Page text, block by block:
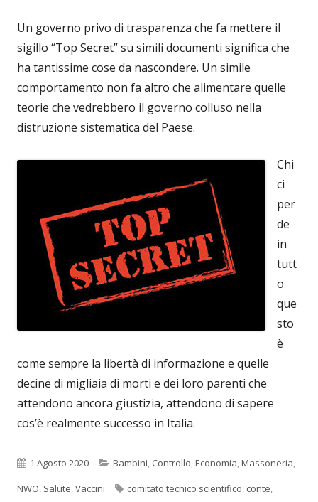
Un governo privo di trasparenza che fa mettere il
sigillo “Top Secret” su simili documenti significa che
ha tantissime cose da nascondere. Un simile
comportamento non fa altro che alimentare quelle
teorie che vedrebbero il governo colluso nella
distruzione sistematica del Paese.
Chi
ci
per
de
in
tutt
o
que
sto
è
come sempre la libertà di informazione e quelle
decine di migliaia di morti e dei loro parenti che
attendono ancora giustizia, attendono di sapere
cos’è realmente successo in Italia.
Pubblicato
1 Agosto 2020 Categorie
Bambini, Controllo,Economia,Massoneria,
NWO, Salute,Vaccini Tag
comitato tecnico scientifico, conte,